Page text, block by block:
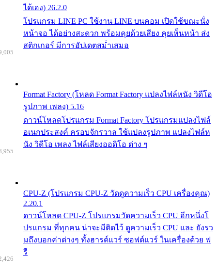
ได้เอง) 26.2.0
โปรแกรม LINE PC ใช้งาน LINE บนคอม เปิดใช้ขณะนั่ง
หน้าจอ ได้อย่างสะดวก พร้อมคุยด้วยเสียง คุยเห็นหน้า ส่ง
สติกเกอร์ มีการอัปเดตสม่ำเสมอ
Format Factory (โหลด Format Factory แปลงไฟล์หนัง วิดีโอ
รูปภาพ เพลง) 5.16
ดาวน์โหลดโปรแกรม Format Factory โปรแกรมแปลงไฟล์
อเนกประสงค์ ครอบจักรวาล ใช้แปลงรูปภาพ แปลงไฟล์ห
นัง วิดีโอ เพลง ไฟล์เสียงออดิโอ ต่าง ๆ
CPU-Z (โปรแกรม CPU-Z วัดดูความเร็ว CPU เครื่องคุณ)
2.20.1
ดาวน์โหลด CPU-Z โปรแกรมวัดความเร็ว CPU อีกหนึ่งโ
ปรแกรม ที่ทุกคน น่าจะมีติดไว้ ดูความเร็ว CPU และ ยังรว
มถึงบอกค่าต่างๆ ทั้งฮารด์แวร์ ซอฟต์แวร์ ในเครื่องด้วย ฟ
รี